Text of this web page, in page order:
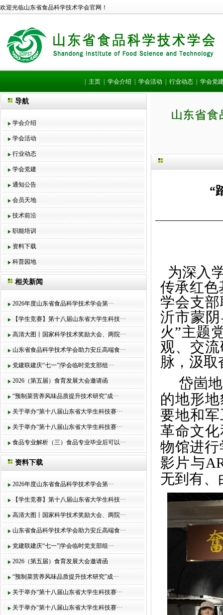
欢迎光临山东省食品科学技术学会官网！
主页| 学会介绍 学会活动 行业动态| 学会党
导航
学会介绍
学会活动
行业动态
学会党建
通知公告
会员天地
技术前沿
职能培训
资料下载
科普园地
相关新闻
2026年度山东省食品科学技术学会第···
【学生竞赛】第十八届山东省大学生科技···
高清大图丨国家科学技术奖励大会、两院···
山东省食品科学技术学会助力安丘高端食···
党建联建庆“七一”|学会临时党支部组···
2026（第五届）食育发展大会邀请函
“预制菜营养风味品质提升技术研究”成···
关于举办“第十八届山东省大学生科技赛···
关于举办“第十八届山东省大学生科技赛···
食品专业解析（三）食品专业毕业后可以···
资料下载
2026年度山东省食品科学技术学会第···
【学生竞赛】第十八届山东省大学生科技···
高清大图丨国家科学技术奖励大会、两院···
山东省食品科学技术学会助力安丘高端食···
党建联建庆“七一”|学会临时党支部组···
2026（第五届）食育发展大会邀请函
“预制菜营养风味品质提升技术研究”成···
关于举办“第十八届山东省大学生科技赛···
关于举办“第十八届山东省大学生科技赛···
“
为深入
传承红色
学会支
沂市蒙
火”主题
观、交
脉，汲取
岱崮
的地形
要地和
革命文
物馆进行
影片与
无到有、